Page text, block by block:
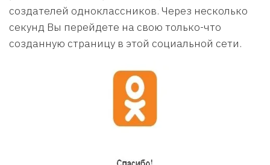
создателей одноклассников. Через несколько
секунд Вы перейдете на свою только-что
созданную страницу в этой социальной сети.